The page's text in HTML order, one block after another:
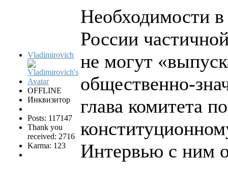
Vladimirovich
OFFLINE
Инквизитор
Posts: 117147
Thank you
received: 2716
Karma: 123
Необходимости в
России
не могут
общественно-
глава комитета
Интервью с ним